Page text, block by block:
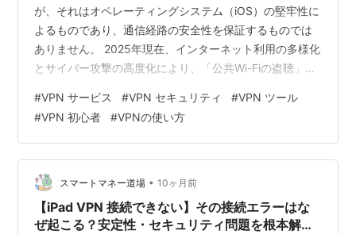
が、それはオペレーティングシステム（iOS）の堅牢性に
よるものであり、通信経路の安全性を保証するものでは
ありません。 2025年現在、インターネット利用の多様化
とサイバー攻撃の高度化により、「公共Wi-Fiの盗聴」
スクは日常的なものとなりました。 特に、肌身離さず利
用するiPhoneにおいて、VPN（仮想プライベートネット
ワーク）の設定が必要かどうかは、**もはや「任意」で
はなく「現代の必須セキュリティ対策」**となりつつあ
ります。 本稿では、iPhoneユーザーがVPNを設定すべき
3つの…
#VPN サービス #VPN セキュリティ #VPN ツール
#VPN 初心者 #VPNの使い方
スマートマネー道場 • 10ヶ月前
【iPad VPN 接続できない】その接続エラーはな
ぜ起こる？安定性・セキュリティ問題を根本解決